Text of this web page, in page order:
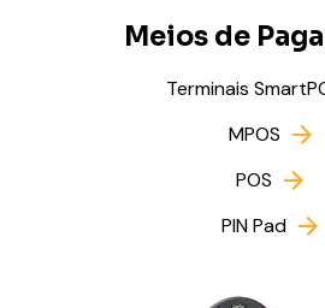
Meios de
Terminais
MPOS
POS
PIN Pad